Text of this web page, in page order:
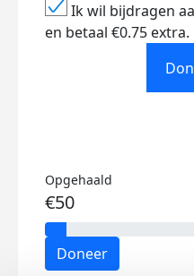
Ik wil bijdragen
en betaal €0.75 extra.
Opgehaald
€50
Doneer